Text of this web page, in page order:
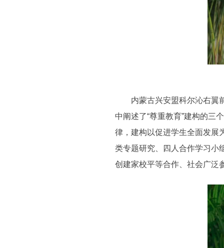
内蒙古兴安盟科尔沁右翼前
中阐述了“尊重教育”建构的三
律，建构以促进学生全面发展
类专题研究、四人合作学习小
创建家校平等合作、社会广泛